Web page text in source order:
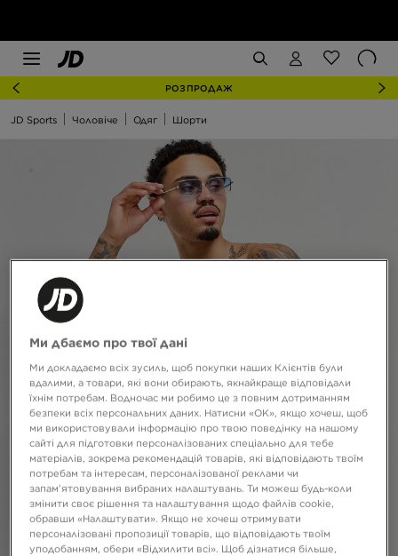
РОЗПРОДАЖ
JD Sports Чоловіче Одяг Шорти
Ми дбаємо про твої дані
Ми докладаємо всіх зусиль, щоб покупки наших Клієнтів були
вдалими, а товари, які вони обирають, якнайкраще відповідали
їхнім потребам. Водночас ми робимо це з повним дотриманням
безпеки всіх персональних даних. Натисни «OK», якщо хочеш, щоб
ми використовували інформацію про твою поведінку на нашому
сайті для підготовки персоналізованих спеціально для тебе
матеріалів, зокрема рекомендацій товарів, які відповідають твоїм
потребам та інтересам, персоналізованої реклами чи
запам’ятовування вибраних налаштувань. Ти можеш будь-коли
змінити своє рішення та налаштування щодо файлів cookie,
обравши «Налаштувати». Якщо не хочеш отримувати
персоналізовані пропозиції товарів, що відповідають твоїм
уподобанням, обери «Відхилити всі». Щоб дізнатися більше,